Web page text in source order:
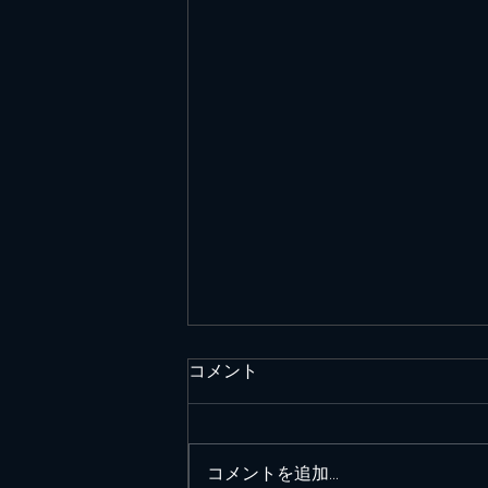
コメント
コメントを追加…